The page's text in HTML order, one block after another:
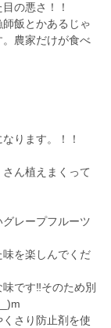
の悪さ！！
飯とかあるじゃ
農家だけが食べ
ります。！！
ん植えまくって
レープフルーツ
を楽しんでくだ
です‼️そのため別
さり防止剤を使